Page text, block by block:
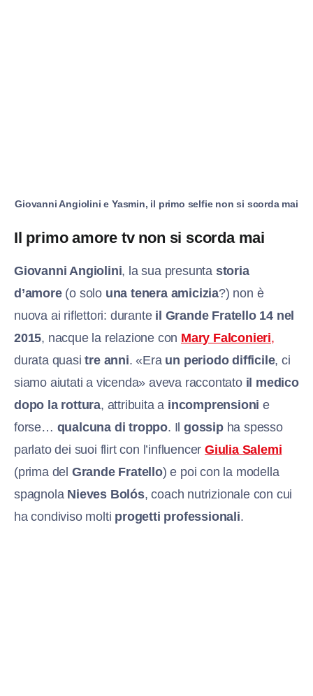
Giovanni Angiolini e Yasmin, il primo selfie non si scorda mai
Il primo amore tv non si scorda mai
Giovanni Angiolini, la sua presunta storia
d’amore(o solo una tenera amicizia?) non è
nuova ai riflettori: durante il Grande Fratello 14 nel
2015, nacque la relazione con Mary Falconieri,
durata quasitre anni. «Era un periodo difficile, ci
siamo aiutati a vicenda» aveva raccontato il medico
dopo la rottura, attribuita a incomprensionie
forse… qualcuna di troppo. Ilgossip ha spesso
parlato dei suoi flirt con l’influencerGiulia Salemi
(prima del Grande Fratello) e poi con la modella
spagnola Nieves Bolós, coach nutrizionale con cui
ha condiviso molti progetti professionali.